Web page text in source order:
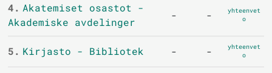
4. Akatemiset osastot -
Akademiske avdelinger
- -
yhteenvet
o
5. Kirjasto - Bibliotek - -
yhteenvet
o